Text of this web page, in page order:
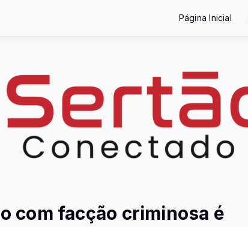
Página Inicial
com facção criminosa é